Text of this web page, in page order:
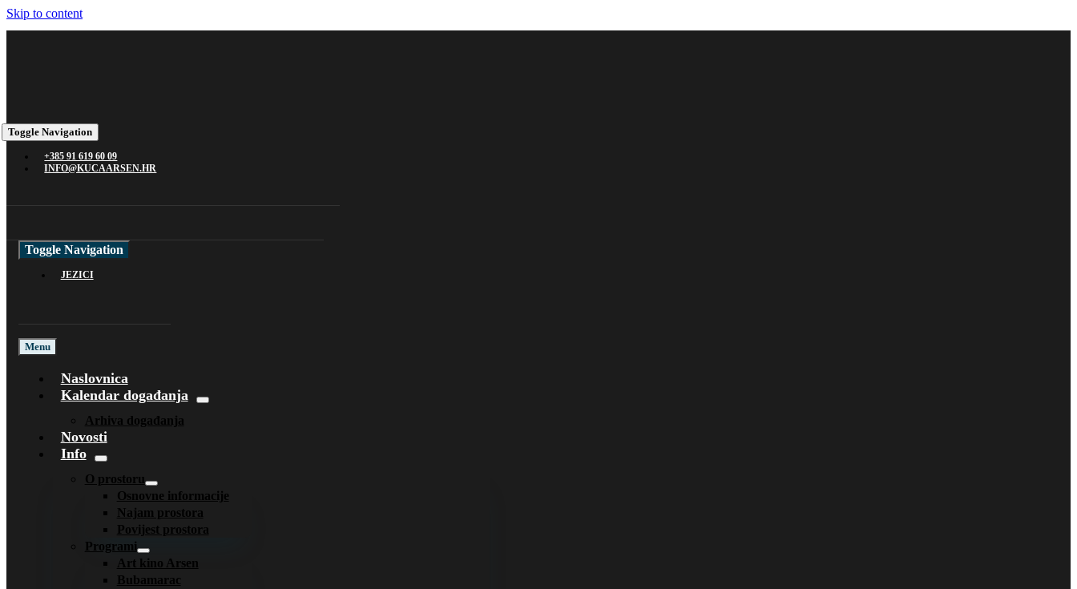
Skip to content
Toggle Navigation
+385 91 619 60 09
INFO@KUCAARSEN.HR
Toggle Navigation
JEZICI
Menu
Naslovnica
Kalendar događanja
Arhiva događanja
Novosti
Info
O prostoru
Osnovne informacije
Najam prostora
Povijest prostora
Programi
Art kino Arsen
Bubamarac